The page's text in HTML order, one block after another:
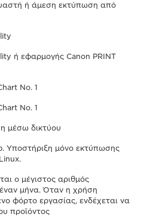
ή άμεση εκτύπωση από
ή εφαρμογής Canon PRINT
No. 1
No. 1
μέσω δικτύου
Υποστήριξη μόνο εκτύπωσης
ο μέγιστος αριθμός
μήνα. Όταν η χρήση
φόρτο εργασίας, ενδέχεται να
προϊόντος